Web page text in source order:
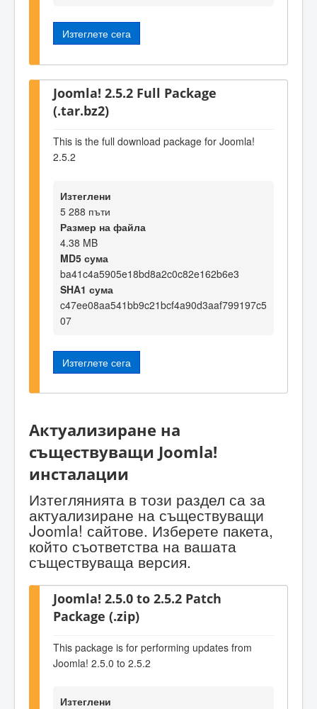
Изтеглете сега
Joomla! 2.5.2 Full Package
(.tar.bz2)
This is the full download package for Joomla!
2.5.2
Изтеглени
5 288 пъти
Размер на файла
4.38 MB
MD5 сума
ba41c4a5905e18bd8a2c0c82e162b6e3
SHA1 сума
c47ee08aa541bb9c21bcf4a90d3aaf799197c5
07
Изтеглете сега
Актуализиране на
съществуващи Joomla!
инсталации
Изтеглянията в този раздел са за
актуализиране на съществуващи
Joomla! сайтове. Изберете пакета,
който съответства на вашата
съществуваща версия.
Joomla! 2.5.0 to 2.5.2 Patch
Package (.zip)
This package is for performing updates from
Joomla! 2.5.0 to 2.5.2
Изтеглени